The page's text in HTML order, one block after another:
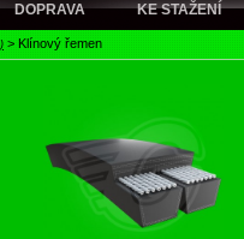
DOPRAVA KE STAŽENÍ
> Klínový řemen